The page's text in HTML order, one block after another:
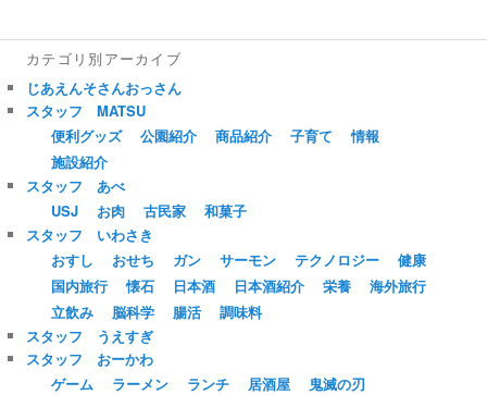
カテゴリ別アーカイブ
じあえんそさんおっさん
スタッフ MATSU
便利グッズ
公園紹介 商品紹介 子育て
情報
施設紹介
スタッフ あべ
USJ
お肉 古民家
和菓子
スタッフ いわさき
おすし
おせち ガン サーモン テクノロジー
健康
国内旅行
懐石 日本酒 日本酒紹介 栄養
海外旅行
立飲み
脳科学 腸活
調味料
スタッフ うえすぎ
スタッフ おーかわ
ゲーム
ラーメン ランチ 居酒屋
鬼滅の刃